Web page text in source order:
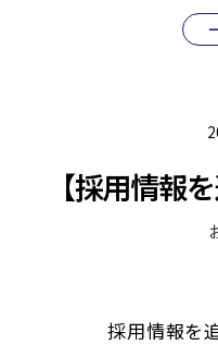
【採用情報
採用情報を